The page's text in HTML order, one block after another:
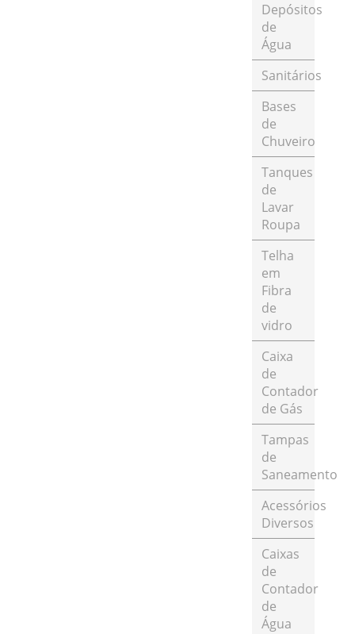
Depósitos
de
Água
Sanitários
Bases
de
Chuveiro
Tanques
de
Lavar
Roupa
Telha
em
Fibra
de
vidro
Caixa
de
Contador
de Gás
Tampas
de
Saneamento
Acessórios
Diversos
Caixas
de
Contador
de
Água